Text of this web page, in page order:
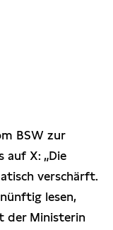
BSW zur
auf X: „Die
verschärft.
lesen,
der Ministerin